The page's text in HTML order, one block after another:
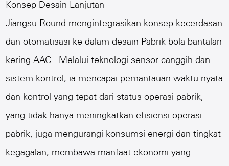
Konsep Desain Lanjutan
Jiangsu Round mengintegrasikan konsep kecerdasan
dan otomatisasi ke dalam desain Pabrik bola bantalan
kering AAC . Melalui teknologi sensor canggih dan
sistem kontrol, ia mencapai pemantauan waktu nyata
dan kontrol yang tepat dari status operasi pabrik,
yang tidak hanya meningkatkan efisiensi operasi
pabrik, juga mengurangi konsumsi energi dan tingkat
kegagalan, membawa manfaat ekonomi yang